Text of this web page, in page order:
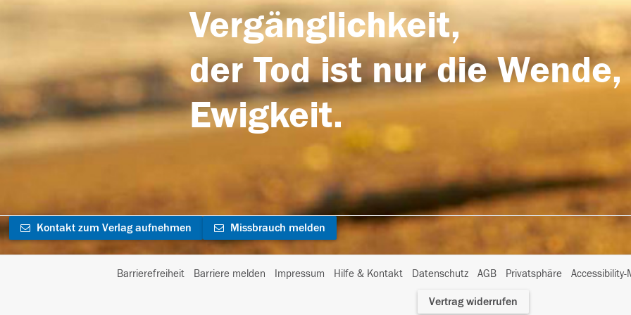
Vergänglichkeit,
der Tod ist nur die
Ewigkeit.
Kontakt zum Verlag aufnehmen Missbrauch melden
Barrierefreiheit Barriere melden Impressum Hilfe & Kontakt Datenschutz AGB Privatsphäre
I
Vertrag widerrufen